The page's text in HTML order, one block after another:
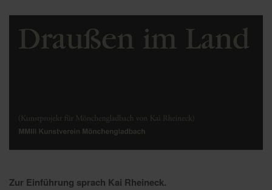
Zur Einführung sprach Kai Rheineck.